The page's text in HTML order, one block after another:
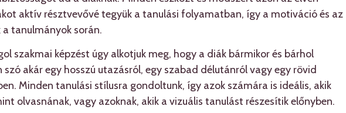
aktív résztvevővé tegyük a tanulási folyamatban, így a motiváció és az
tanulmányok során.
szakmai képzést úgy alkotjuk meg, hogy a diák bármikor és bárhol
szó akár egy hosszú utazásról, egy szabad délutánról vagy egy rövid
Minden tanulási stílusra gondoltunk, így azok számára is ideális, akik
olvasnának, vagy azoknak, akik a vizuális tanulást részesítik előnyben.